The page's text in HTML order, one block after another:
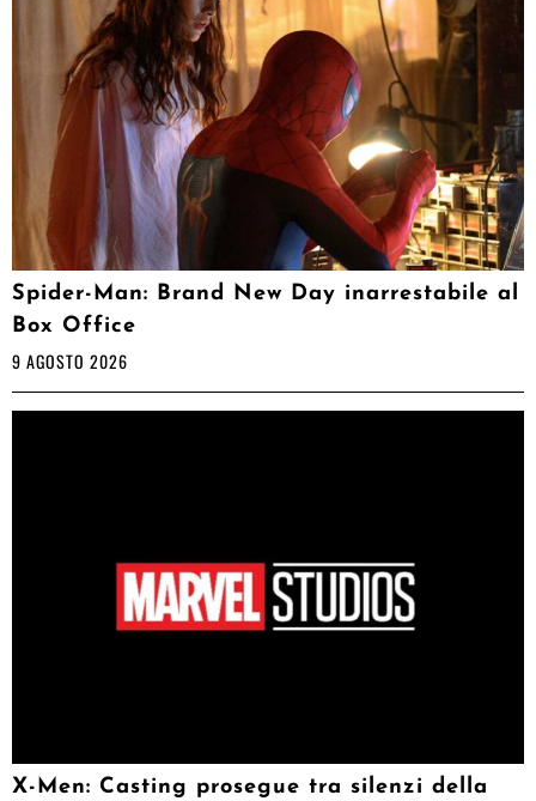
Spider-Man: Brand New Day inarrestabile al
Box Office
9 AGOSTO 2026
X-Men: Casting prosegue tra silenzi della